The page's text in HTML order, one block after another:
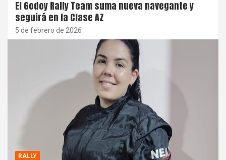
El Godoy Rally Team suma nueva navegante y
seguirá en la Clase AZ
5 de febrero de 2026
RALLY